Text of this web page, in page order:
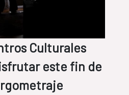
Culturales
este fin de